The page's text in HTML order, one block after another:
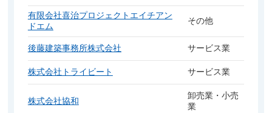
有限会社喜治プロジェクトエイチアン
ドエム
その他
後藤建築事務所株式会社 サービス業
株式会社トライビート サービス業
株式会社協和
卸売業・小売
業